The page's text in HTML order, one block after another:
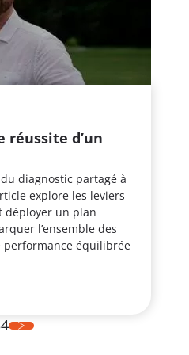
réussite d’un
diagnostic partagé à
explore les leviers
déployer un plan
l’ensemble des
équilibrée
4